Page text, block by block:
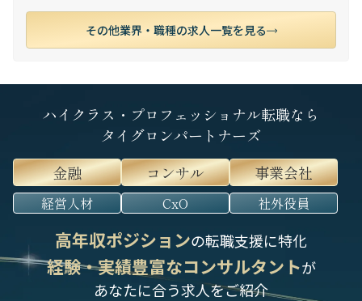
その他業界・職種の求人一覧を見る
ハイクラス・プロフェッショナル転職なら
タイグロンパートナーズ
金融
コンサル 事業会社
経営人材 CxO 社外役員
高年収ポジションの転職支援に特化
経験・実績豊富なコンサルタントが
あなたに合う求人をご紹介